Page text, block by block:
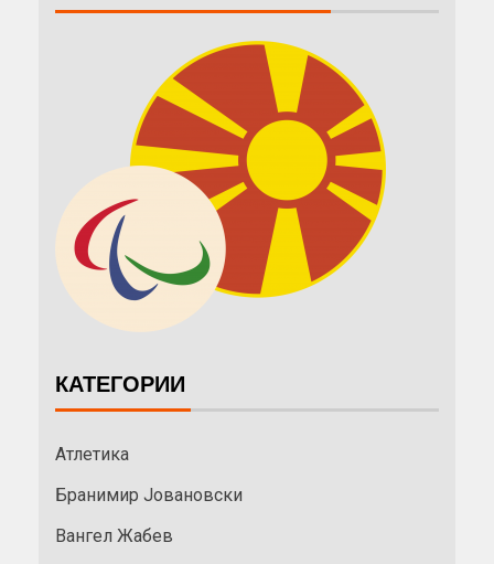
КАТЕГОРИИ
Атлетика
Бранимир Јовановски
Вангел Жабев